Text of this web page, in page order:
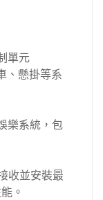
單元
、懸掛等系
樂系統，包
收並安裝最
。